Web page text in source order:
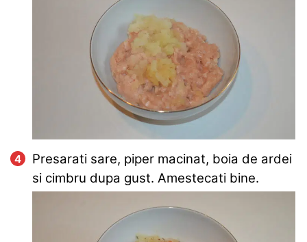
Presarati sare, piper macinat, boia de ardei
si cimbru dupa gust. Amestecati bine.